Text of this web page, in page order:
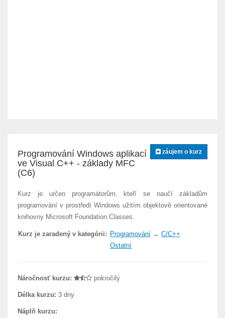
záujem o kurz
Programování Windows aplikací
ve Visual C++ - základy MFC
(C6)
Kurz je určen programátorům, kteří se naučí základům
programování v prostředí Windows užitím objektově orientované
knihovny Microsoft Foundation Classes.
Kurz je zaradený v kategórii: Programování → C/C++
Ostatní
Náročnosť kurzu: pokročilý
Délka kurzu: 3 dny
Náplň kurzu: